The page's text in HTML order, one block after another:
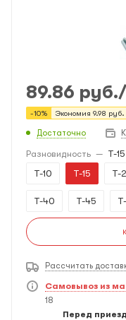
89.86 руб.
-10% Экономия 9.98 руб.
Достаточно
Разновидность — T-15
T-10
T-15 T-
T-40 T-45
Рассчитать
Самовывоз из
18
Перед